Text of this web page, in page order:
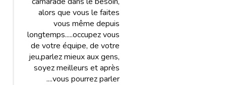
alors que vous le faites
vous même depuis
longtemps.....occupez vous
de votre équipe, de votre
jeu,parlez mieux aux gens,
soyez meilleurs et après
vous pourrez parler....